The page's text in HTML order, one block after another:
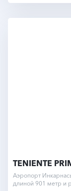
TENIENTE
Аэропорт
длиной 901 метр и